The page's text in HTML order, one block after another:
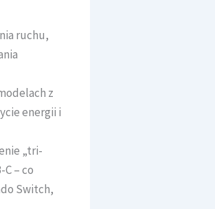
ruchu,
z
energii i
„tri-
– co
Switch,